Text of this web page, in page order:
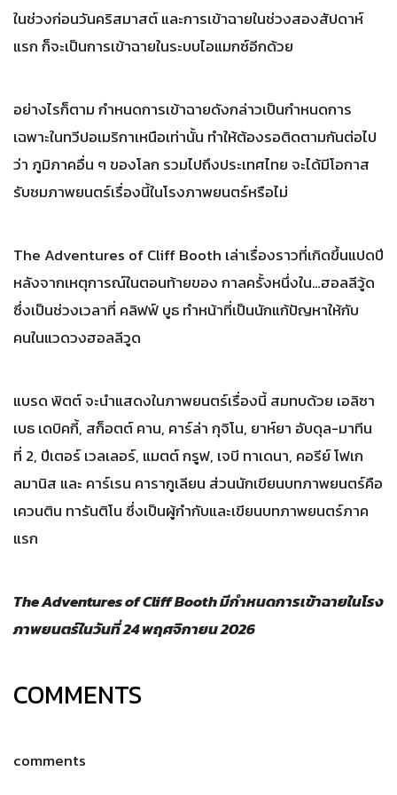
ในช่วงก่อนวันคริสมาสต์ และการเข้าฉายในช่วงสองสัปดาห์
แรก ก็จะเป็นการเข้าฉายในระบบไอแมกซ์อีกด้วย
อย่างไรก็ตาม กำหนดการเข้าฉายดังกล่าวเป็นกำหนดการ
เฉพาะในทวีปอเมริกาเหนือเท่านั้น ทำให้ต้องรอติดตามกันต่อไป
ว่า ภูมิภาคอื่น ๆ ของโลก รวมไปถึงประเทศไทย จะได้มีโอกาส
รับชมภาพยนตร์เรื่องนี้ในโรงภาพยนตร์หรือไม่
The Adventures of Cliff Booth เล่าเรื่องราวที่เกิดขึ้นแปดปี
หลังจากเหตุการณ์ในตอนท้ายของ กาลครั้งหนึ่งใน…ฮอลลีวู้ด
ซึ่งเป็นช่วงเวลาที่ คลิฟฟ์ บูธ ทำหน้าที่เป็นนักแก้ปัญหาให้กับ
คนในแวดวงฮอลลีวูด
แบรด พิตต์ จะนำแสดงในภาพยนตร์เรื่องนี้ สมทบด้วย เอลิซา
เบธ เดบิคกี้, สก็อตต์ คาน, คาร์ล่า กุจิโน, ยาห์ยา อับดุล-มาทีน
ที่ 2, ปีเตอร์ เวลเลอร์, แมตต์ กรูฟ, เจบี ทาเดนา, คอรีย์ โฟเก
ลมานิส และ คาร์เรน คารากูเลียน ส่วนนักเขียนบทภาพยนตร์คือ
เควนติน ทารันติโน ซึ่งเป็นผู้กำกับและเขียนบทภาพยนตร์ภาค
แรก
The Adventures of Cliff Booth มีกำหนดการเข้าฉายในโรง
ภาพยนตร์ในวันที่ 24 พฤศจิกายน 2026
COMMENTS
comments